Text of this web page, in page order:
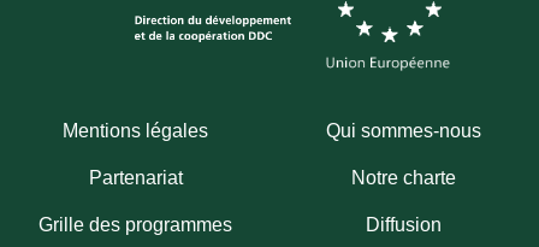
Mentions légales Qui sommes-nous
Partenariat Notre charte
Grille des programmes Diffusion